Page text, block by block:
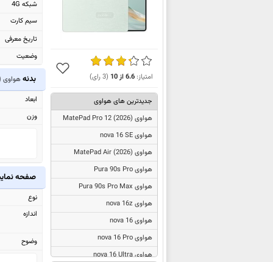
امتیاز:6.6از10
(
3رای)
جدیدترین های هواوی
هواوی MatePad Pro 12 (2026)
هواوی nova 16 SE
هواوی MatePad Air (2026)
هواوی Pura 90s Pro
هواوی Pura 90s Pro Max
هواوی nova 16z
هواوی nova 16
هواوی nova 16 Pro
هواوی nova 16 Ultra
شبکه 4G
سیم کارت
تاریخ معرفی
وضعیت
بدنههواوی
ابعاد
وزن
صفحه
نوع
اندازه
وضوح